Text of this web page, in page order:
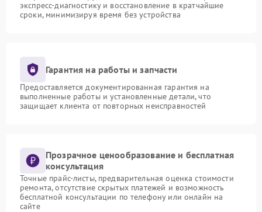
экспресс-диагностику и восстановление в кратчайшие
сроки, минимизируя время без устройства
Гарантия на работы и запчасти
Предоставляется документированная гарантия на
выполненные работы и установленные детали, что
защищает клиента от повторных неисправностей
Прозрачное ценообразование и бесплатная
консультация
Точные прайс-листы, предварительная оценка стоимости
ремонта, отсутствие скрытых платежей и возможность
бесплатной консультации по телефону или онлайн на
сайте